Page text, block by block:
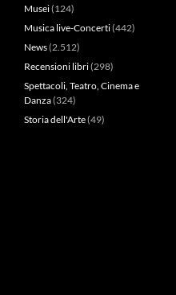
Musei(124)
Musica live-Concerti(442)
News(2.512)
Recensioni libri(298)
Spettacoli, Teatro, Cinema e
Danza(324)
Storia dell'Arte(49)